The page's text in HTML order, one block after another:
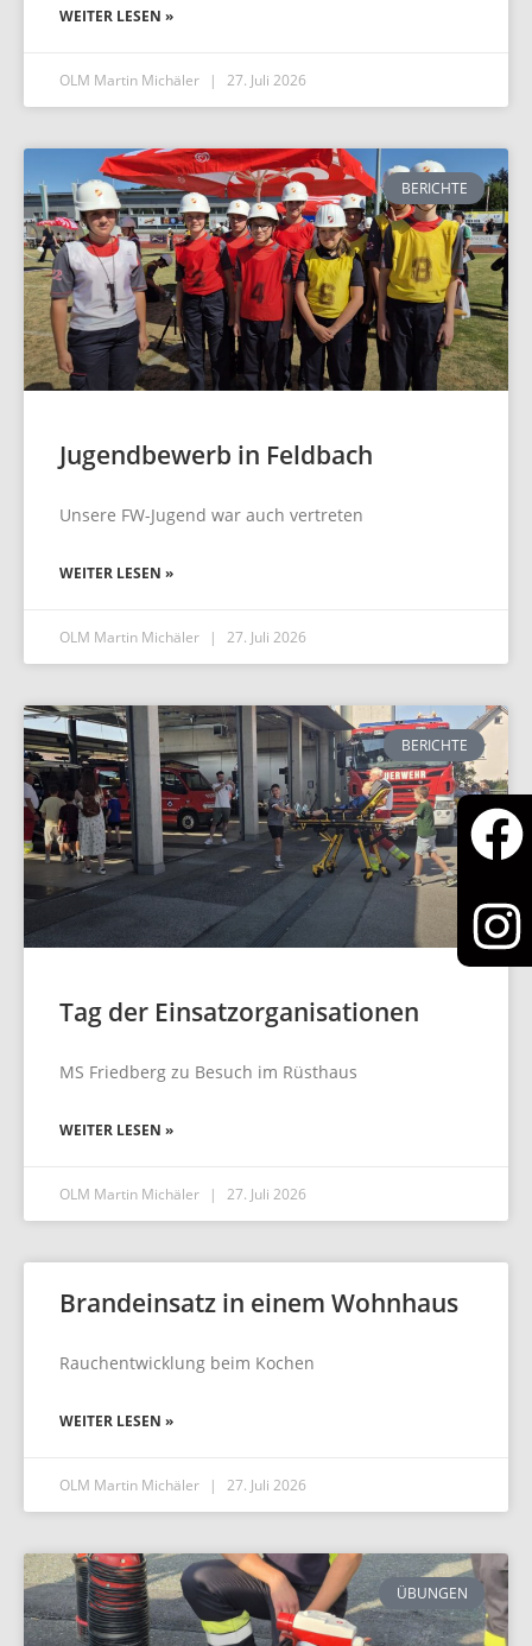
WEITER LESEN »
OLM Martin Michäler 27. Juli 2026
BERICHTE
Jugendbewerb in Feldbach
Unsere FW-Jugend war auch vertreten
WEITER LESEN »
OLM Martin Michäler 27. Juli 2026
BERICHTE
Tag der Einsatzorganisationen
MS Friedberg zu Besuch im Rüsthaus
WEITER LESEN »
OLM Martin Michäler 27. Juli 2026
Brandeinsatz in einem Wohnhaus
Rauchentwicklung beim Kochen
WEITER LESEN »
OLM Martin Michäler 27. Juli 2026
ÜBUNGEN